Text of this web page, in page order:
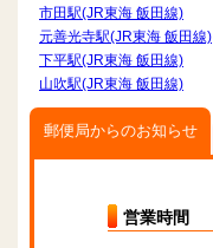
市田駅(JR東海 飯田線)
元善光寺駅(JR東海 飯田線)
下平駅(JR東海 飯田線)
山吹駅(JR東海 飯田線)
郵便局からのお知らせ
営業時間